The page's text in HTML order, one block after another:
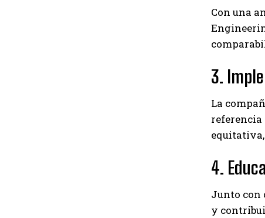
Con una
3.
La
4.
Junto con
y